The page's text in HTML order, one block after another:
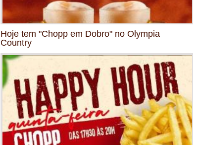
Hoje tem "Chopp em Dobro" no Olympia
Country